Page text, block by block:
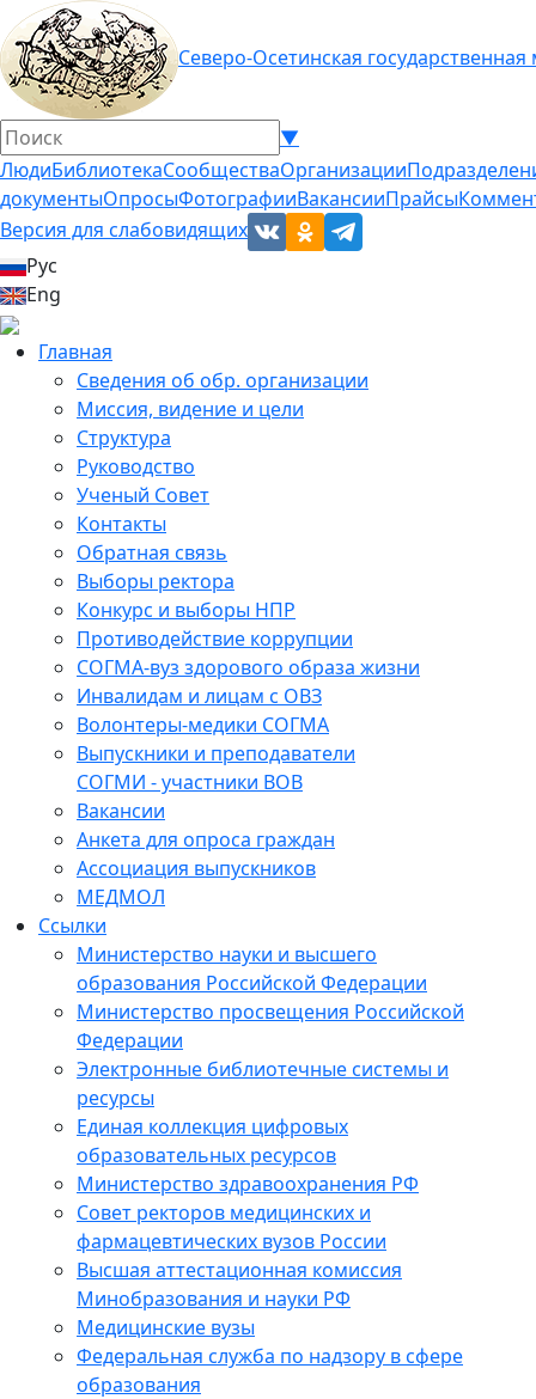
Северо-Осетинская
▼
ЛюдиБиблиотекаСообществаОрганизации
документыОпросыФотографииВакансииПрайсы
Версия для слабовидящих
Рус
Eng
Главная
Сведения об обр. организации
Миссия, видение и цели
Структура
Руководство
Ученый Совет
Контакты
Обратная связь
Выборы ректора
Конкурс и выборы НПР
Противодействие коррупции
СОГМА-вуз здорового образа жизни
Инвалидам и лицам с ОВЗ
Волонтеры-медики СОГМА
Выпускники и преподаватели
СОГМИ - участники ВОВ
Вакансии
Анкета для опроса граждан
Ассоциация выпускников
МЕДМОЛ
Ссылки
Министерство науки и высшего
образования Российской Федерации
Министерство просвещения Российской
Федерации
Электронные библиотечные системы и
ресурсы
Единая коллекция цифровых
образовательных ресурсов
Министерство здравоохранения РФ
Совет ректоров медицинских и
фармацевтических вузов России
Высшая аттестационная комиссия
Минобразования и науки РФ
Медицинские вузы
Федеральная служба по надзору в сфере
образования